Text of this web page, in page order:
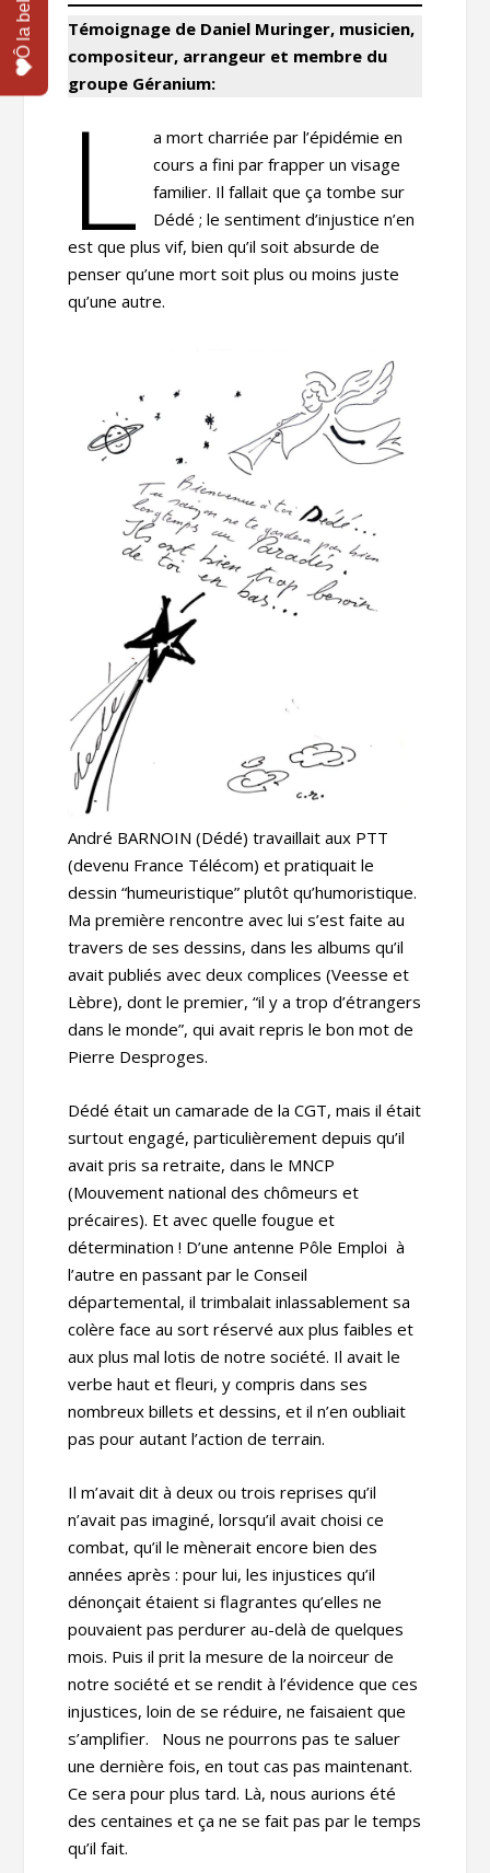
Témoignage de Daniel Muringer, musicien,
compositeur, arrangeur et membre du
groupe Géranium:
L
a mort charriée par l’épidémie en
cours a fini par frapper un visage
familier. Il fallait que ça tombe sur
Dédé ; le sentiment d’injustice n’en
est que plus vif, bien qu’il soit absurde de
penser qu’une mort soit plus ou moins juste
qu’une autre.
André BARNOIN (Dédé) travaillait aux PTT
(devenu France Télécom) et pratiquait le
dessin “humeuristique” plutôt qu’humoristique.
Ma première rencontre avec lui s’est faite au
travers de ses dessins, dans les albums qu’il
avait publiés avec deux complices (Veesse et
Lèbre), dont le premier, “il y a trop d’étrangers
dans le monde”, qui avait repris le bon mot de
Pierre Desproges.
Dédé était un camarade de la CGT, mais il était
surtout engagé, particulièrement depuis qu’il
avait pris sa retraite, dans le MNCP
(Mouvement national des chômeurs et
précaires). Et avec quelle fougue et
détermination ! D’une antenne Pôle Emploi à
l’autre en passant par le Conseil
départemental, il trimbalait inlassablement sa
colère face au sort réservé aux plus faibles et
aux plus mal lotis de notre société. Il avait le
verbe haut et fleuri, y compris dans ses
nombreux billets et dessins, et il n’en oubliait
pas pour autant l’action de terrain.
Il m’avait dit à deux ou trois reprises qu’il
n’avait pas imaginé, lorsqu’il avait choisi ce
combat, qu’il le mènerait encore bien des
années après : pour lui, les injustices qu’il
dénonçait étaient si flagrantes qu’elles ne
pouvaient pas perdurer au-delà de quelques
mois. Puis il prit la mesure de la noirceur de
notre société et se rendit à l’évidence que ces
injustices, loin de se réduire, ne faisaient que
s’amplifier. Nous ne pourrons pas te saluer
une dernière fois, en tout cas pas maintenant.
Ce sera pour plus tard. Là, nous aurions été
des centaines et ça ne se fait pas par le temps
qu’il fait.